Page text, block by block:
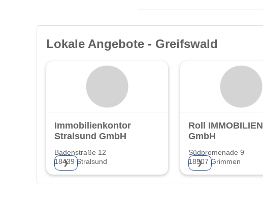
Lokale Angebote - Greifswald
Immobilienkontor
Stralsund GmbH
Badenstraße 12
18439 Stralsund
❯
Roll IMMOBILIEN
GmbH
Südpromenade 9
18507 Grimmen
❯